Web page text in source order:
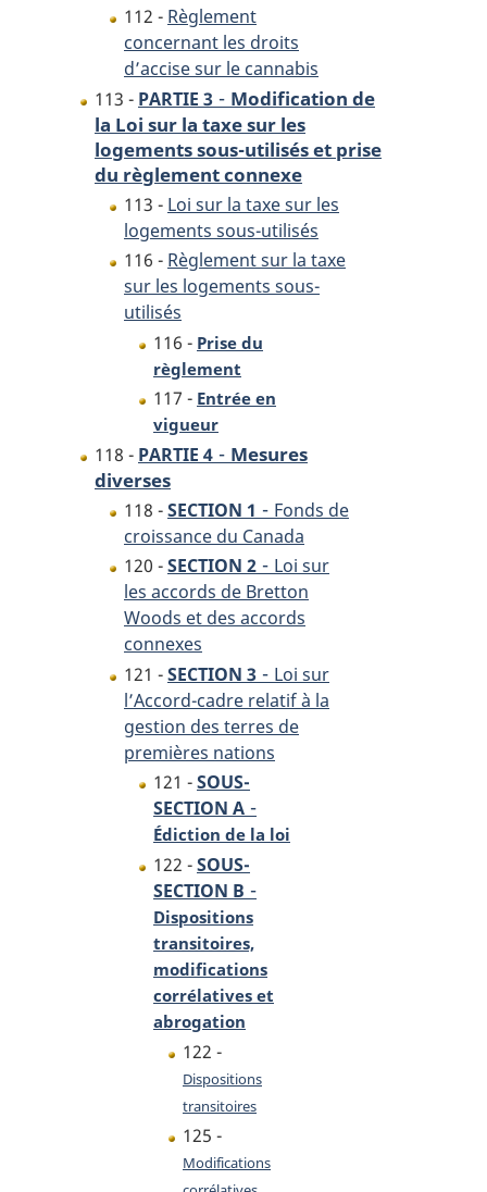
112 - Règlement
concernant les droits
d’accise sur le cannabis
113 - PARTIE 3 - Modification de
la Loi sur la taxe sur les
logements sous-utilisés et prise
du règlement connexe
113 - Loi sur la taxe sur les
logements sous-utilisés
116 - Règlement sur la taxe
sur les logements sous-
utilisés
116 - Prise du
règlement
117 - Entrée en
vigueur
118 - PARTIE 4 - Mesures
diverses
118 -SECTION 1 - Fonds de
croissance du Canada
120 -SECTION 2 - Loi sur
les accords de Bretton
Woods et des accords
connexes
121 -SECTION 3 - Loi sur
l’Accord-cadre relatif à la
gestion des terres de
premières nations
121 -SOUS-
SECTION A -
Édiction de la loi
122 -SOUS-
SECTION B -
Dispositions
transitoires,
modifications
corrélatives et
abrogation
122 -
Dispositions
transitoires
125 -
Modifications